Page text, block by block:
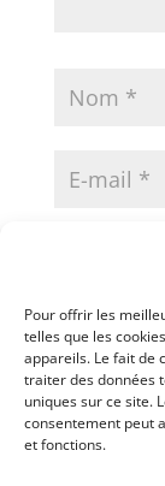
Pour offrir les
telles que les
appareils. Le fait de
traiter des données
uniques sur ce site.
consentement peut
et fonctions.
et mon
mon